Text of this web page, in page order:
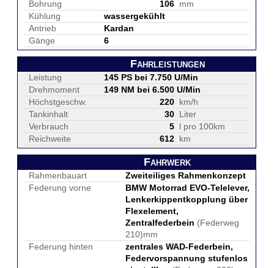
Bohrung 106 mm
Kühlung
wassergekühlt
Antrieb
Kardan
Gänge
6
Fahrleistungen
Leistung
145 PS bei 7.750 U/Min
Drehmoment
149 NM bei 6.500 U/Min
Höchstgeschw.
220 km/h
Tankinhalt
30 Liter
Verbrauch
5 l pro 100km
Reichweite
612 km
Fahrwerk
Rahmenbauart
Zweiteiliges Rahmenkonzept
Federung vorne
BMW Motorrad EVO-Telelever,
Lenkerkippentkopplung über
Flexelement,
Zentralfederbein (Federweg
210)mm
Federung hinten
zentrales WAD-Federbein,
Federvorspannung stufenlos